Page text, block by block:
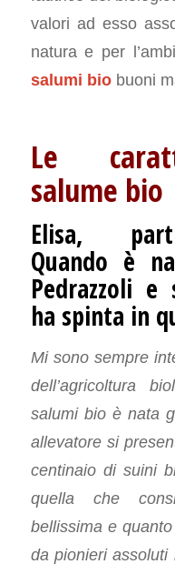
valori ad esso
natura e per
salumi biobuoni
Le
salume bio
Elisa,
Quando è
Pedrazzoli
ha spinta in
Mi sono sempre
dell’agricoltura
salumi bio è nata
allevatore si
centinaio di suini
quella che
bellissima e
da pionieri